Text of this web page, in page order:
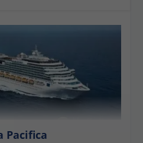
Pacifica